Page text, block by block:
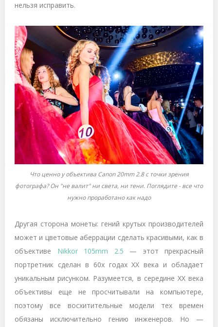
нельзя исправить.
Что ценно у объектива Canon 20mm 2.8 с точки зрения
фотографа? Он "не валит" ни света, ни тени. Поглядите - все что
нужно проработано как надо
Другая сторона монеты: гений крутых производителей
может и цветовые аберрации сделать красивыми, как в
объективе Nikkor 105mm 2.5 — этот прекрасный
портретник сделан в 60х годахXX века и обладает
уникальным рисунком. Разумеется, в середине XX века
объективы еще не просчитывали на компьютере,
поэтому все восхитительные модели тех времен
обязаны исключительно гению инженеров. Но —